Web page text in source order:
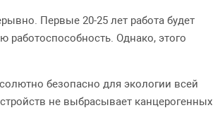
Первые 20-25 лет работа будет
Однако, этого
безопасно для экологии всей
не выбрасывает канцерогенных